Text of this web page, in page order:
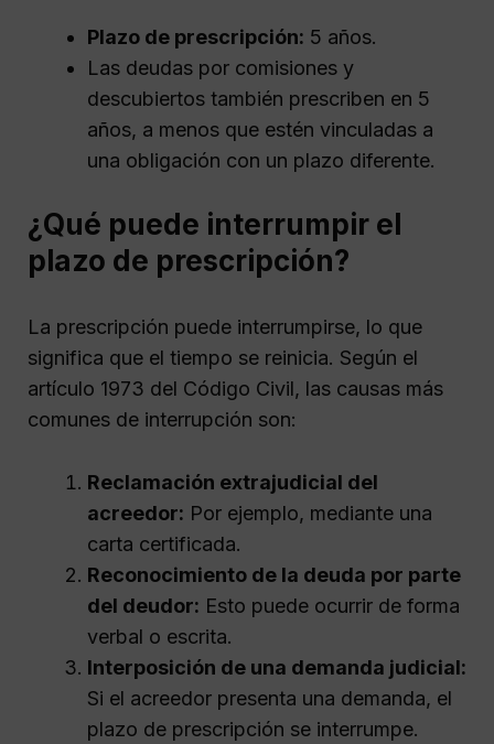
Plazo de prescripción: 5 años.
Las deudas por comisiones y
descubiertos también prescriben en 5
años, a menos que estén vinculadas a
una obligación con un plazo diferente.
¿Qué puede interrumpir el
plazo de prescripción?
La prescripción puede interrumpirse, lo que
significa que el tiempo se reinicia. Según el
artículo 1973 del Código Civil, las causas más
comunes de interrupción son:
Reclamación extrajudicial del
acreedor: Por ejemplo, mediante una
carta certificada.
Reconocimiento de la deuda por parte
del deudor: Esto puede ocurrir de forma
verbal o escrita.
Interposición de una demanda judicial:
Si el acreedor presenta una demanda, el
plazo de prescripción se interrumpe.